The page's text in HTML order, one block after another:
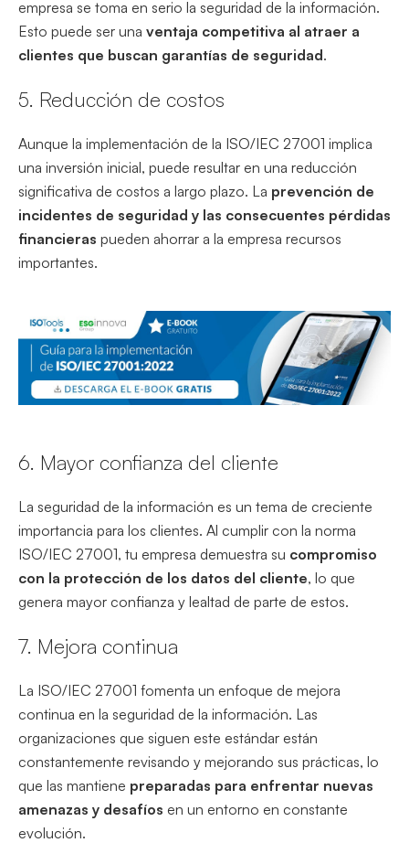
empresa se toma en serio la seguridad de la información.
Esto puede ser una ventaja competitiva al atraer a
clientes que buscan garantías de seguridad.
5. Reducción de costos
Aunque la implementación de la ISO/IEC 27001 implica
una inversión inicial, puede resultar en una reducción
significativa de costos a largo plazo. La prevención de
incidentes de seguridad y las consecuentes pérdidas
financieras pueden ahorrar a la empresa recursos
importantes.
6. Mayor confianza del cliente
La seguridad de la información es un tema de creciente
importancia para los clientes. Al cumplir con la norma
ISO/IEC 27001, tu empresa demuestra su compromiso
con la protección de los datos del cliente, lo que
genera mayor confianza y lealtad de parte de estos.
7. Mejora continua
La ISO/IEC 27001 fomenta un enfoque de mejora
continua en la seguridad de la información. Las
organizaciones que siguen este estándar están
constantemente revisando y mejorando sus prácticas, lo
que las mantiene preparadas para enfrentar nuevas
amenazas y desafíos en un entorno en constante
evolución.